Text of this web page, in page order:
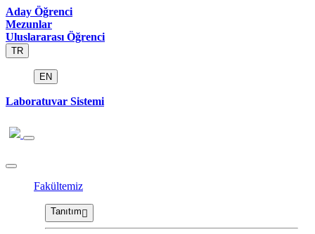
Aday Öğrenci
Mezunlar
Uluslararası Öğrenci
TR
EN
Laboratuvar Sistemi
Fakültemiz
Tanıtım